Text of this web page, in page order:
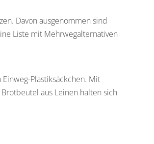
Davon ausgenommen sind
Liste mit Mehrwegalternativen
Plastiksäckchen. Mit
aus Leinen halten sich